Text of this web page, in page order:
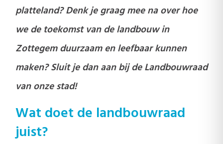
platteland? Denk je graag mee na over hoe
we de toekomst van de landbouw in
Zottegem duurzaam en leefbaar kunnen
maken? Sluit je dan aan bij de Landbouwraad
van onze stad!
Wat doet de landbouwraad
juist?